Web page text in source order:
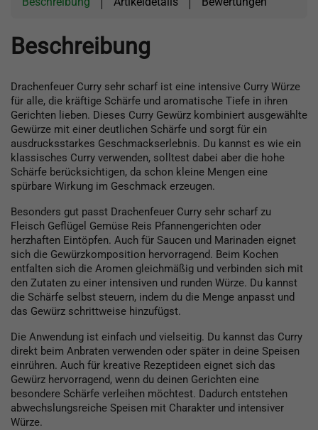
Beschreibung
Drachenfeuer Curry sehr scharf ist eine intensive Curry Würze
für alle, die kräftige Schärfe und aromatische Tiefe in ihren
Gerichten lieben. Dieses Curry Gewürz kombiniert ausgewählte
Gewürze mit einer deutlichen Schärfe und sorgt für ein
ausdrucksstarkes Geschmackserlebnis. Du kannst es wie ein
klassisches Curry verwenden, solltest dabei aber die hohe
Schärfe berücksichtigen, da schon kleine Mengen eine
spürbare Wirkung im Geschmack erzeugen.
Besonders gut passt Drachenfeuer Curry sehr scharf zu
Fleisch Geflügel Gemüse Reis Pfannengerichten oder
herzhaften Eintöpfen. Auch für Saucen und Marinaden eignet
sich die Gewürzkomposition hervorragend. Beim Kochen
entfalten sich die Aromen gleichmäßig und verbinden sich mit
den Zutaten zu einer intensiven und runden Würze. Du kannst
die Schärfe selbst steuern, indem du die Menge anpasst und
das Gewürz schrittweise hinzufügst.
Die Anwendung ist einfach und vielseitig. Du kannst das Curry
direkt beim Anbraten verwenden oder später in deine Speisen
einrühren. Auch für kreative Rezeptideen eignet sich das
Gewürz hervorragend, wenn du deinen Gerichten eine
besondere Schärfe verleihen möchtest. Dadurch entstehen
abwechslungsreiche Speisen mit Charakter und intensiver
Würze.